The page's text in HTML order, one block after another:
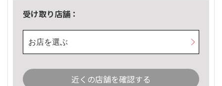
受け取り店舗：
お店を選ぶ
近くの店舗を確認する